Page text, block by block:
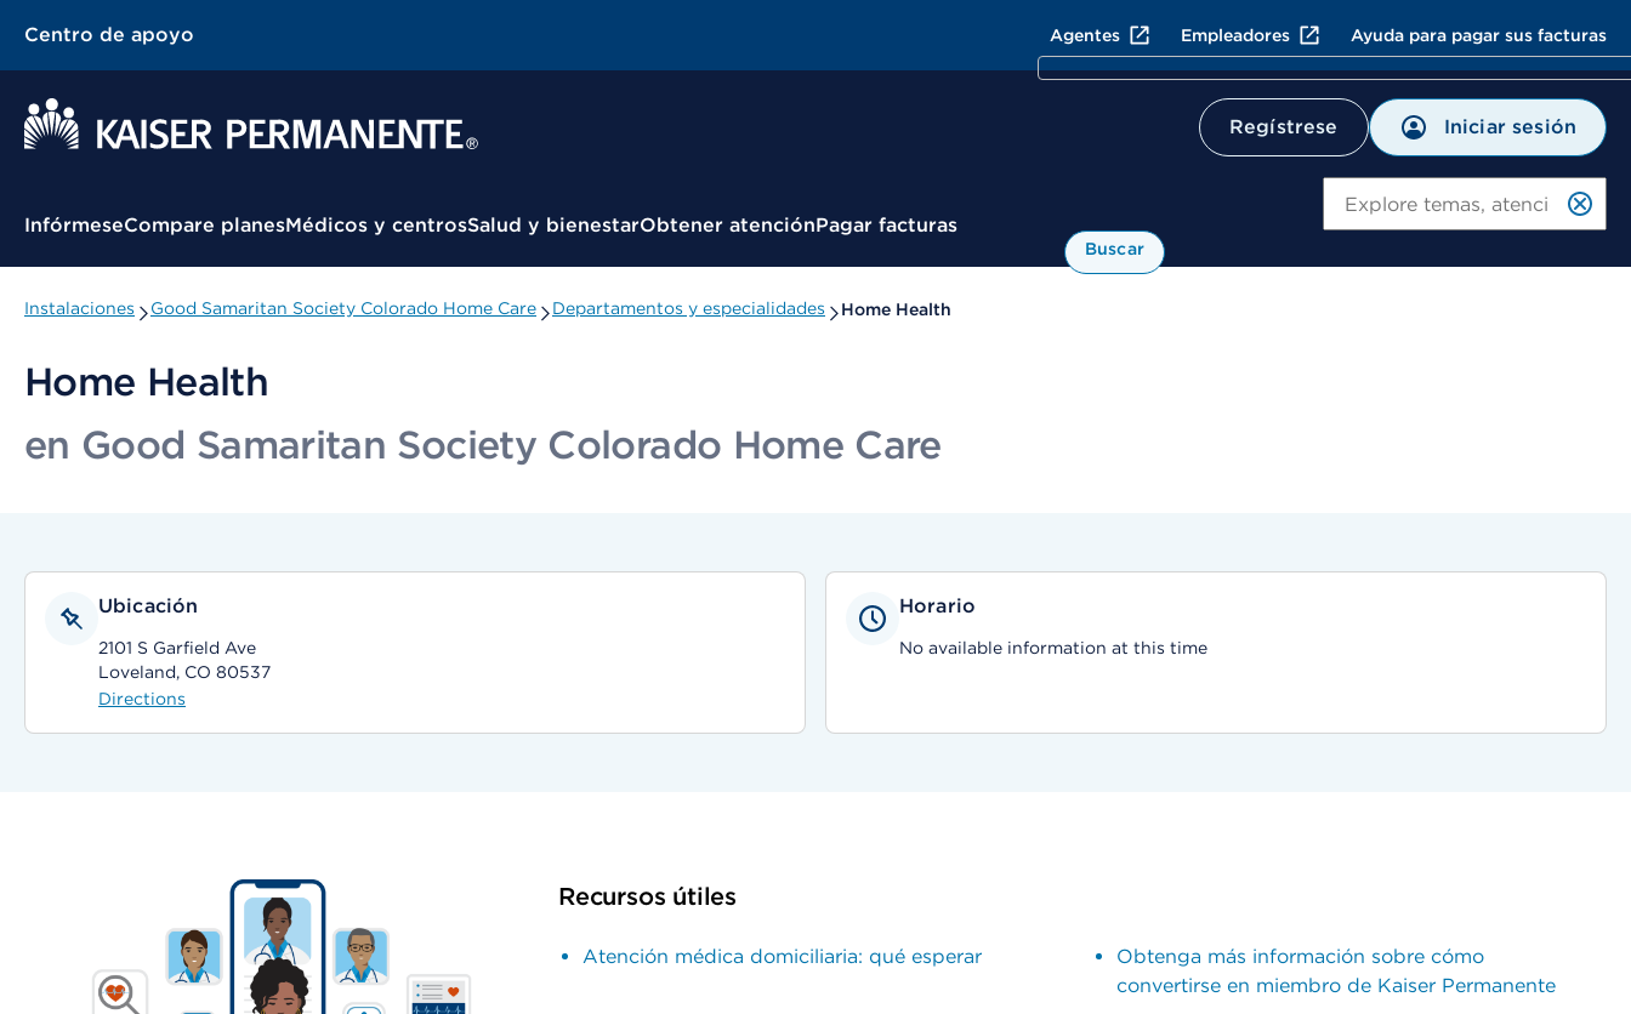
Centro de apoyo Agentes Empleadores Ayuda para pagar sus facturas
Regístrese Iniciar sesión
Menú contextual
InfórmeseCompare planesMédicos y centrosSalud y bienestarObtener atenciónPagar facturas
Buscar
Instalaciones Good Samaritan Society Colorado Home Care Departamentos y especialidades Home Health
Home Health
en Good Samaritan Society Colorado Home Care
Ubicación
2101 S Garfield Ave
Loveland, CO 80537
Directions
Horario
No available information at this time
Recursos útiles
Atención médica domiciliaria: qué esperar
Obtenga más información sobre cómo
convertirse en miembro de Kaiser Permanente